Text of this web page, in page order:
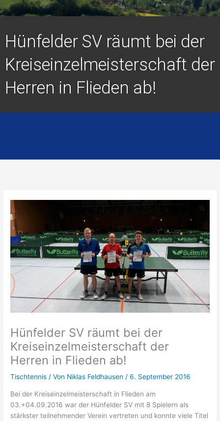
Hünfelder SV räumt bei der
Kreiseinzelmeisterschaft der
Herren in Flieden ab!
Hünfelder SV räumt bei der
Kreiseinzelmeisterschaft der
Herren in Flieden ab!
Tischtennis / Von Niklas Feldhausen /6. September 2016
Bei der Kreiseinzelmeisterschaft in Flieden am
03.+04.09.2016 war der Hünfelder SV mit 8 Spielern als
stärkster teilnehmender Verein vertreten und konnte viele Titel